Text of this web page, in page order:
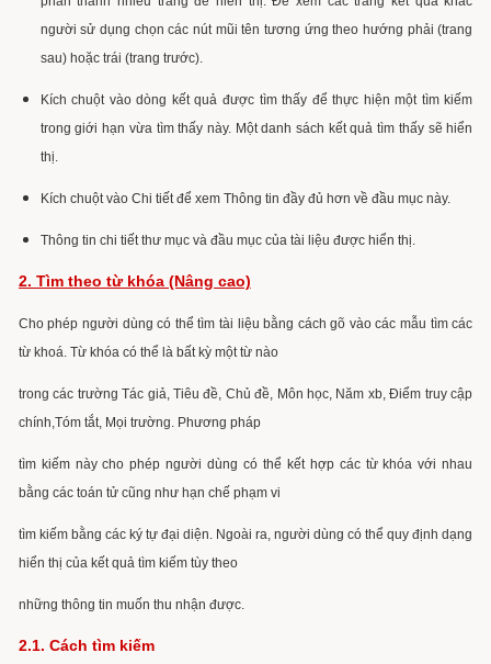
người sử dụng chọn các nút mũi tên tương ứng theo hướng phải (trang
sau) hoặc trái (trang trước).
Kích chuột vào dòng kết quả được tìm thấy để thực hiện một tìm kiếm
trong giới hạn vừa tìm thấy này. Một danh sách kết quả tìm thấy sẽ hiển
thị.
Kích chuột vào Chi tiết để xem Thông tin đầy đủ hơn về đầu mục này.
Thông tin chi tiết thư mục và đầu mục của tài liệu được hiển thị.
2. Tìm theo từ khóa (Nâng cao)
Cho phép người dùng có thể tìm tài liệu bằng cách gõ vào các mẫu tìm các
từ khoá. Từ khóa có thể là bất kỳ một từ nào
trong các trường Tác giả, Tiêu đề, Chủ đề, Môn học, Năm xb, Điểm truy cập
chính,Tóm tắt, Mọi trường. Phương pháp
tìm kiếm này cho phép người dùng có thể kết hợp các từ khóa với nhau
bằng các toán tử cũng như hạn chế phạm vi
tìm kiếm bằng các ký tự đại diện. Ngoài ra, người dùng có thể quy định dạng
hiển thị của kết quả tìm kiếm tùy theo
những thông tin muốn thu nhận được.
2.1. Cách tìm kiếm